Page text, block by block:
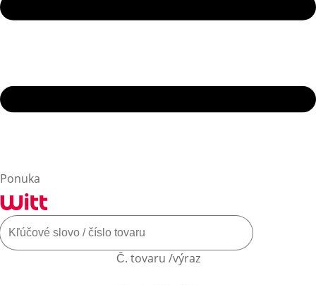
Ponuka
Č. tovaru /výraz